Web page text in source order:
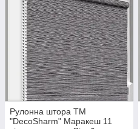
Рулонна штора ТМ
"DecoSharm" Маракеш 11